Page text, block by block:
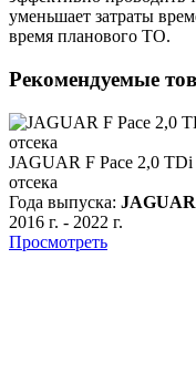
уменьшает затраты
время планового ТО.
Рекомендуемые
JAGUAR F Pace 2,0
отсека
Года выпуска: JAGUAR
2016 г. - 2022 г.
Просмотреть